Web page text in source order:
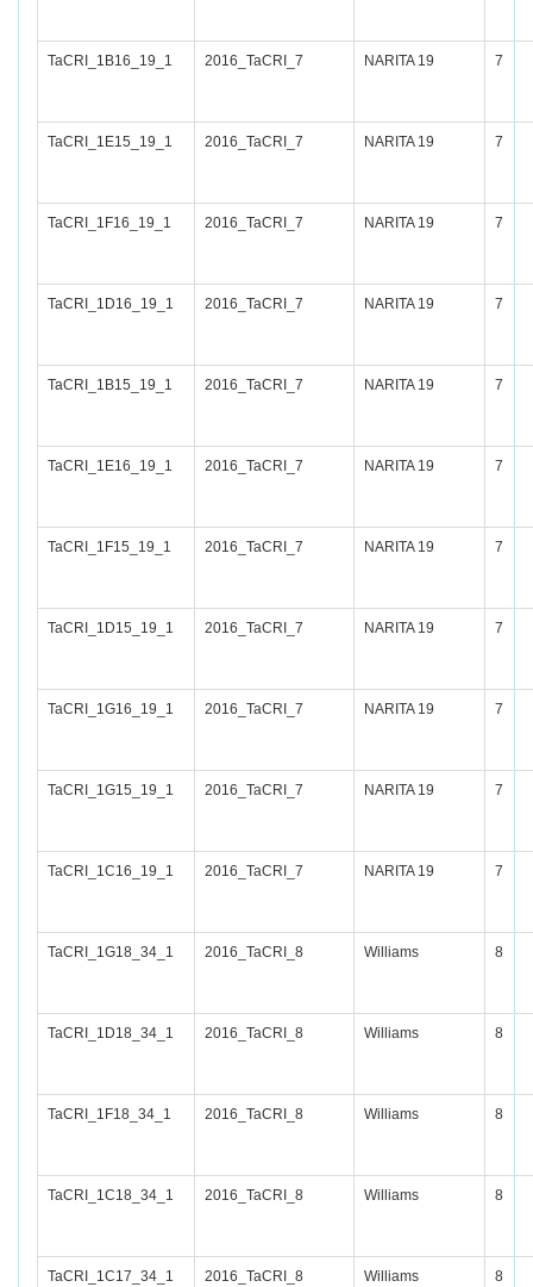
TaCRI_1B16_19_1 2016_TaCRI_7 NARITA 19 7
TaCRI_1E15_19_1 2016_TaCRI_7 NARITA 19 7
TaCRI_1F16_19_1 2016_TaCRI_7 NARITA 19 7
TaCRI_1D16_19_1 2016_TaCRI_7 NARITA 19 7
TaCRI_1B15_19_1 2016_TaCRI_7 NARITA 19 7
TaCRI_1E16_19_1 2016_TaCRI_7 NARITA 19 7
TaCRI_1F15_19_1 2016_TaCRI_7 NARITA 19 7
TaCRI_1D15_19_1 2016_TaCRI_7 NARITA 19 7
TaCRI_1G16_19_1 2016_TaCRI_7 NARITA 19 7
TaCRI_1G15_19_1 2016_TaCRI_7 NARITA 19 7
TaCRI_1C16_19_1 2016_TaCRI_7 NARITA 19 7
TaCRI_1G18_34_1 2016_TaCRI_8 Williams 8
TaCRI_1D18_34_1 2016_TaCRI_8 Williams 8
TaCRI_1F18_34_1 2016_TaCRI_8 Williams 8
TaCRI_1C18_34_1 2016_TaCRI_8 Williams 8
TaCRI_1C17_34_1 2016_TaCRI_8 Williams 8